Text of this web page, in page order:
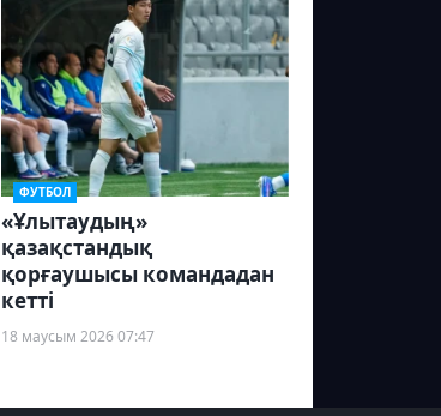
ФУТБОЛ
«Ұлытаудың»
қазақстандық
қорғаушысы командадан
кетті
18 маусым 2026 07:47